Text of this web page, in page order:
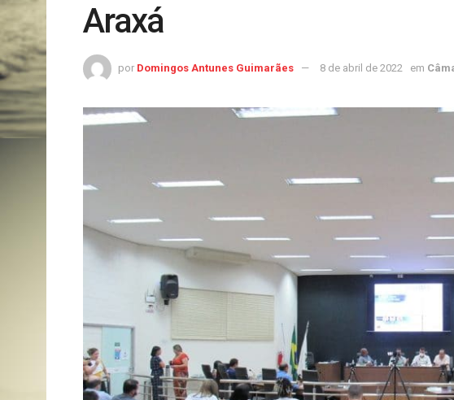
Araxá
por Domingos Antunes Guimarães 8 de abril de 2022 em